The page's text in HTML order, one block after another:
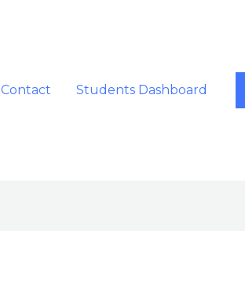
Contact Students Dashboard